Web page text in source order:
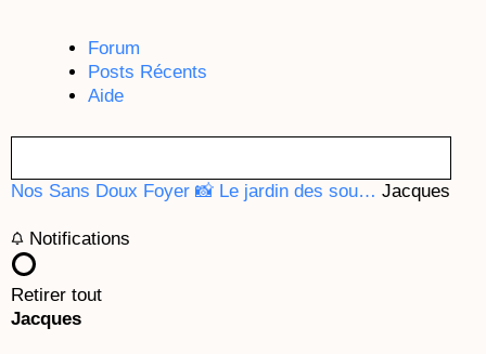
b
o
o
k
a
g
r
a
m
l
o
p
e
Forum
Posts Récents
Aide
Nos Sans Doux Foyer 📸 Le jardin des sou… Jacques
Notifications
Retirer tout
Jacques